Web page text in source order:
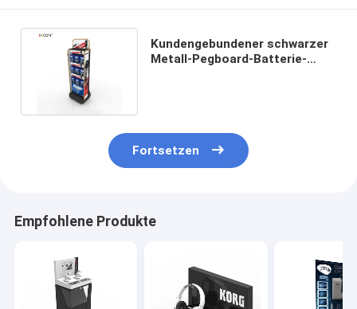
Kundengebundener schwarzer
Metall-Pegboard-Batterie-
Fortsetzen
Empfohlene Produkte